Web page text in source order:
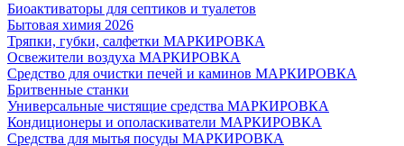
Биоактиваторы для септиков и туалетов
Бытовая химия 2026
Тряпки, губки, салфетки МАРКИРОВКА
Освежители воздуха МАРКИРОВКА
Средство для очистки печей и каминов МАРКИРОВКА
Бритвенные станки
Универсальные чистящие средства МАРКИРОВКА
Кондиционеры и ополаскиватели МАРКИРОВКА
Средства для мытья посуды МАРКИРОВКА